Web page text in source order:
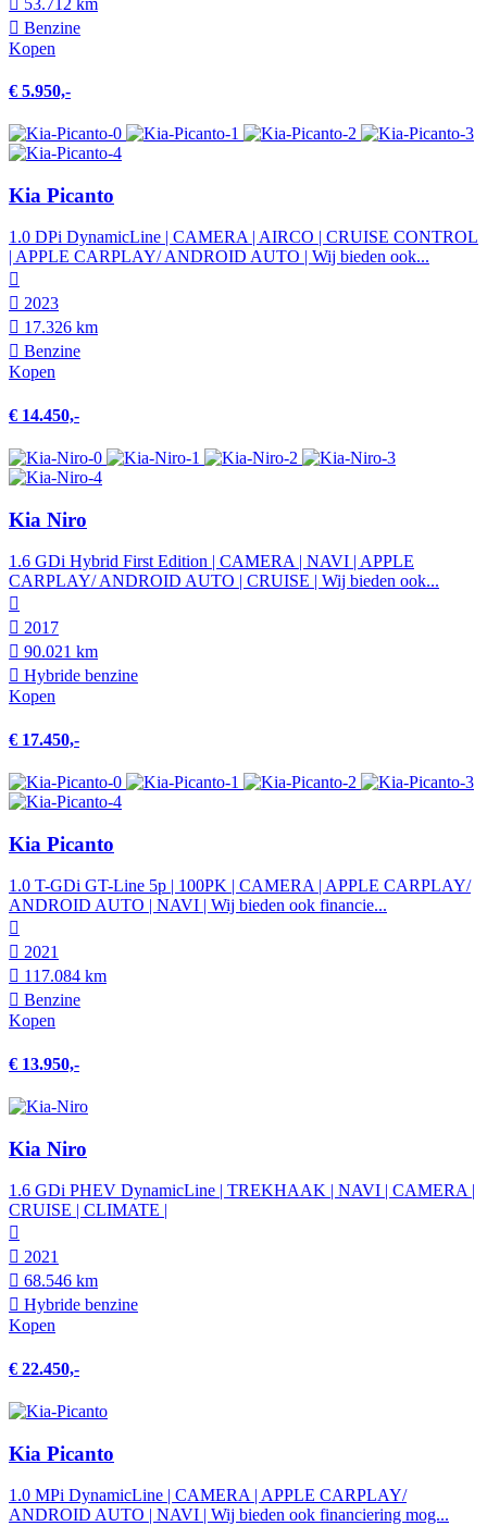
Benzine
Kopen
€ 5.950,-
Kia Picanto
1.0 DPi DynamicLine | CAMERA | AIRCO | CRUISE CONTROL
| APPLE CARPLAY/ ANDROID AUTO | Wij bieden ook...
2023
17.326 km
Benzine
Kopen
€ 14.450,-
Kia Niro
1.6 GDi Hybrid First Edition | CAMERA | NAVI | APPLE
CARPLAY/ ANDROID AUTO | CRUISE | Wij bieden ook...
2017
90.021 km
Hybride benzine
Kopen
€ 17.450,-
Kia Picanto
1.0 T-GDi GT-Line 5p | 100PK | CAMERA | APPLE CARPLAY/
ANDROID AUTO | NAVI | Wij bieden ook financie...
2021
117.084 km
Benzine
Kopen
€ 13.950,-
Kia Niro
1.6 GDi PHEV DynamicLine | TREKHAAK | NAVI | CAMERA |
CRUISE | CLIMATE |
2021
68.546 km
Hybride benzine
Kopen
€ 22.450,-
Kia Picanto
1.0 MPi DynamicLine | CAMERA | APPLE CARPLAY/
ANDROID AUTO | NAVI | Wij bieden ook financiering mog...